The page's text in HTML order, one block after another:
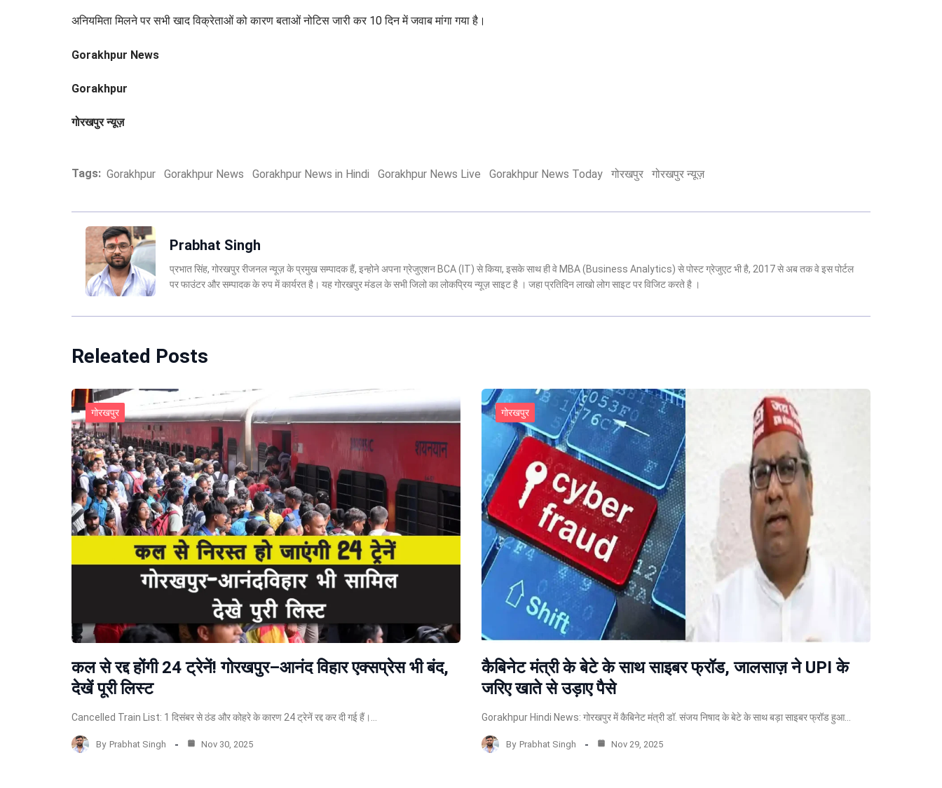
अनियमिता मिलने पर सभी खाद विक्रेताओं को कारण बताओं नोटिस जारी कर 10 दिन में जवाब मांगा गया है।
Gorakhpur News
Gorakhpur
गोरखपुर न्यूज़
Tags: Gorakhpur Gorakhpur News Gorakhpur News in Hindi Gorakhpur News Live Gorakhpur News Today गोरखपुर गोरखपुर न्यूज़
Prabhat Singh
प्रभात सिंह, गोरखपुर रीजनल न्यूज़ के प्रमुख सम्पादक हैं, इन्होने अपना ग्रेजुएशन BCA (IT) से किया, इसके साथ ही वे MBA (Business Analytics) से पोस्ट ग्रेजुएट भी है, 2017 से अब तक वे इस पोर्टल
पर फाउंटर और सम्पादक के रुप में कार्यरत है। यह गोरखपुर मंडल के सभी जिलो का लोकप्रिय न्यूज़ साइट है । जहा प्रतिदिन लाखो लोग साइट पर विजिट करते है ।
Releated Posts
गोरखपुर
कल से रद्द होंगी 24 ट्रेनें! गोरखपुर–आनंद विहार एक्सप्रेस भी बंद,
देखें पूरी लिस्ट
Cancelled Train List: 1 दिसंबर से ठंड और कोहरे के कारण 24 ट्रेनें रद्द कर दी गई हैं।…
By Prabhat Singh Nov 30, 2025
गोरखपुर
कैबिनेट मंत्री के बेटे के साथ साइबर फ्रॉड, जालसाज़ ने UPI के
जरिए खाते से उड़ाए पैसे
Gorakhpur Hindi News: गोरखपुर में कैबिनेट मंत्री डॉ. संजय निषाद के बेटे के साथ बड़ा साइबर फ्रॉड हुआ…
By Prabhat Singh Nov 29, 2025